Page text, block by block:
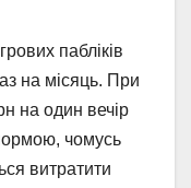
пабліків
на місяць. При
на один вечір
чомусь
витратити